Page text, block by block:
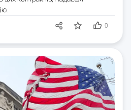
0